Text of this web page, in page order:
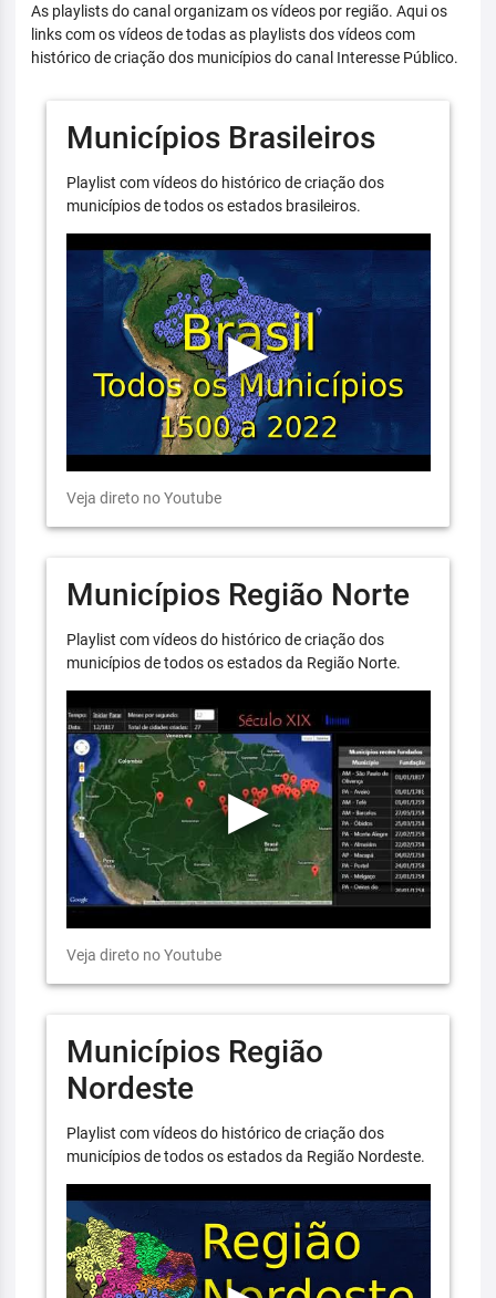
As playlists do canal organizam os vídeos por região. Aqui os
links com os vídeos de todas as playlists dos vídeos com
histórico de criação dos municípios do canal Interesse Público.
Municípios Brasileiros
Playlist com vídeos do histórico de criação dos
municípios de todos os estados brasileiros.
Veja direto no Youtube
Municípios Região Norte
Playlist com vídeos do histórico de criação dos
municípios de todos os estados da Região Norte.
Veja direto no Youtube
Municípios Região
Nordeste
Playlist com vídeos do histórico de criação dos
municípios de todos os estados da Região Nordeste.